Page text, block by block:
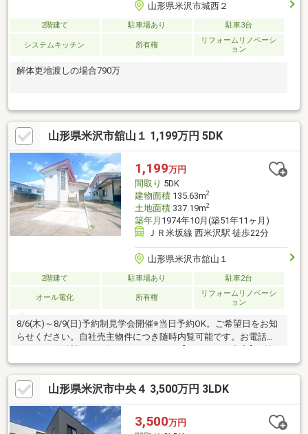
山形県米沢市城西２
2階建て 駐車場あり 駐車3台
システムキッチン 所有権
リフォームリノベーシ
ョン
解体更地渡しの場合790万
山形県米沢市舘山１ 1,199万円 5DK
1,199万円
間取り 5DK
建物面積135.63m2
土地面積337.19m2
築年月 1974年10月(築51年11ヶ月)
ＪＲ米坂線 西米沢駅 徒歩22分
山形県米沢市舘山１
2階建て 駐車場あり 駐車2台
オール電化 所有権
リフォームリノベーシ
ョン
8/6(木)～8/9(日)予約制見学会開催※当日予約OK。ご希望日をお知
らせください。自社売主物件につき随時内覧可能です。お電話か
メールでご希望日をお知らせください。【リフォーム内容】●外
構工事屋根・外壁塗装●内装工事システムキッチン交換、ユニッ
トバス交換、温水洗浄便座トイレ交換、洗面化粧台交換、インタ
ーホン設置、火災警報器設置、照明LED交換、クロス貼替等【周
辺施設】・西部小学校1500ｍ（徒歩19分）・南成中学校2800ｍ
（徒歩35分/自転車12分）・ヤマザワ堀川町店様2500ｍ（徒歩32
分/車5分）・館山局前バス停200ｍ（徒歩3分
山形県米沢市中央４ 3,500万円 3LDK
3,500万円